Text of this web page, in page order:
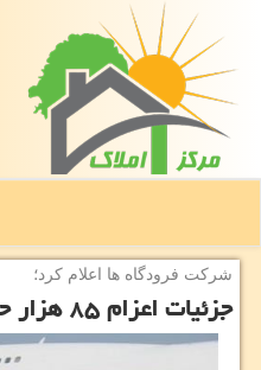
شركت فرودگاه ها اعلام كرد؛
جزئیات اعزام ۸۵ هزار حاجی از ۱۹ فرودگاه